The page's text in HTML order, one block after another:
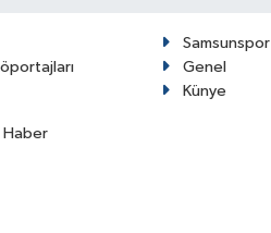
Samsunspor
Genel
Künye
Haber